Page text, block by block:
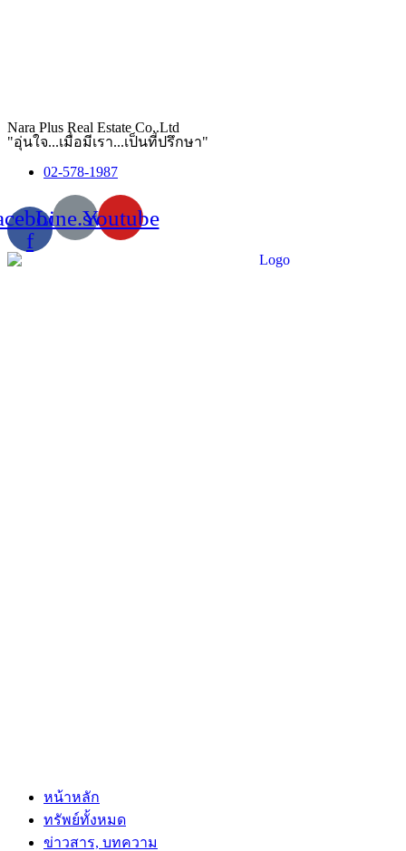
Nara Plus Real Estate Co,.Ltd
"อุ่นใจ...เมื่อมีเรา...เป็นที่ปรึกษา"
02-578-1987
f
Line.svgYoutube
หน้าหลัก
ทรัพย์ทั้งหมด
ข่าวสาร, บทความ